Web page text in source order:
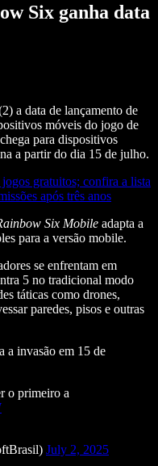
Six ganha data
a data de lançamento de
móveis do jogo de
para dispositivos
a partir do dia 15 de julho.
gratuitos; confira a lista
após três anos
Six Mobile adapta a
para a versão mobile.
se enfrentam em
5 no tradicional modo
táticas como drones,
paredes, pisos e outras
a invasão em 15 de
o primeiro a
July 2, 2025